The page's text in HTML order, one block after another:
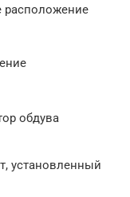
расположение
обдува
установленный